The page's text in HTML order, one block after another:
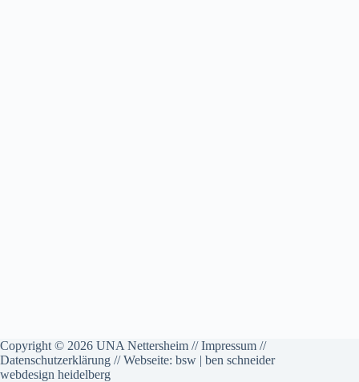
Copyright © 2026 UNA Nettersheim //Impressum //
Datenschutzerklärung // Webseite: bsw | ben schneider
webdesign heidelberg